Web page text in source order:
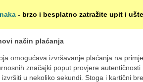
- brzo i besplatno zatražite upit i
način plaćanja
omogućava izvršavanje plaćanja na
značajki poput provjere autentičnosti
u nekoliko sekundi. Stoga i kartični